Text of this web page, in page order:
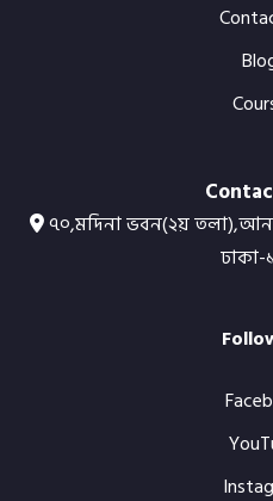
৭০,মদিনা ভবন(২য়
ঢাকা-